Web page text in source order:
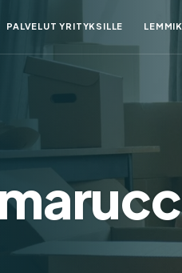
PALVELUT YRITYKSILLE